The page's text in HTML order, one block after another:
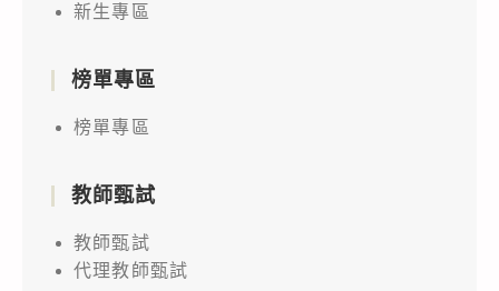
新生專區
榜單專區
榜單專區
教師甄試
教師甄試
代理教師甄試